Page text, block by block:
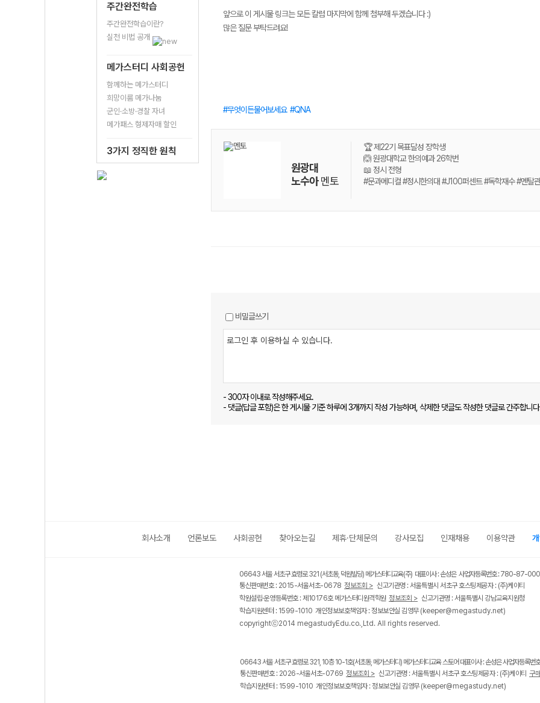
주간완전학습
주간완전학습이란?
실천 비법 공개
메가스터디 사회공헌
함께하는 메가스터디
희망이룸 메가나눔
군인·소방·경찰 자녀
메가패스 형제자매 할인
3가지 정직한 원칙
앞으로 이 게시물 링크는 모든 칼럼 마지막에 함께 첨부해 두겠습니다 :)
많은 질문 부탁드려요!
무엇이든물어보세요 QNA
원광대
노수아멘토
🏆 제22기 목표달성 장학생
🙆 원광대학교 한의예과 26학번
📖 정시 전형
#문과메디컬 #정시한의대 #J100퍼센트 #독학재수 #멘탈
비밀글쓰기
- 300자 이내로 작성해주세요.
- 댓글(답글 포함)은 한 게시물 기준 하루에 3개까지 작성 가능하며, 삭제한 댓글도 작성한 댓글로 간주합니
회사소개 언론보도 사회공헌 찾아오는길 제휴·단체문의 강사모집 인재채용 이용약관
06643 서울 서초구 효령로 321 (서초동, 덕원빌딩) 메가스터디교육(주) 대표이사 : 손성은 사업자등록번호 : 780-87-
통신판매번호 : 2015-서울서초-0678 정보조회 > 신고기관명 : 서울특별시 서초구 호스팅제공자 : (주)케이티
학원설립·운영등록번호 : 제10176호 메가스터디원격학원 정보조회 > 신고기관명 : 서울특별시 강남교육지원청
학습지원센터 : 1599-1010 개인정보보호책임자 : 정보보안실 김영무(keeper@megastudy.net)
copyrightⓒ2014 megastudyEdu.co.,Ltd. All rights reserved.
06643 서울 서초구 효령로 321, 10층 10-1호(서초동, 메가스터디) 메가스터디교육 스토어 대표이사 : 손성은 사업자등
통신판매번호 : 2026-서울서초-0769 정보조회 > 신고기관명 : 서울특별시 서초구 호스팅제공자 : (주)케이티 구
학습지원센터 : 1599-1010 개인정보보호책임자 : 정보보안실 김영무(keeper@megastudy.net)